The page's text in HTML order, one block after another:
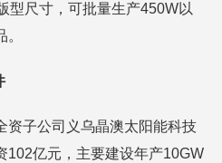
型尺寸，可批量生产450W以
资子公司义乌晶澳太阳能科技
102亿元，主要建设年产10GW